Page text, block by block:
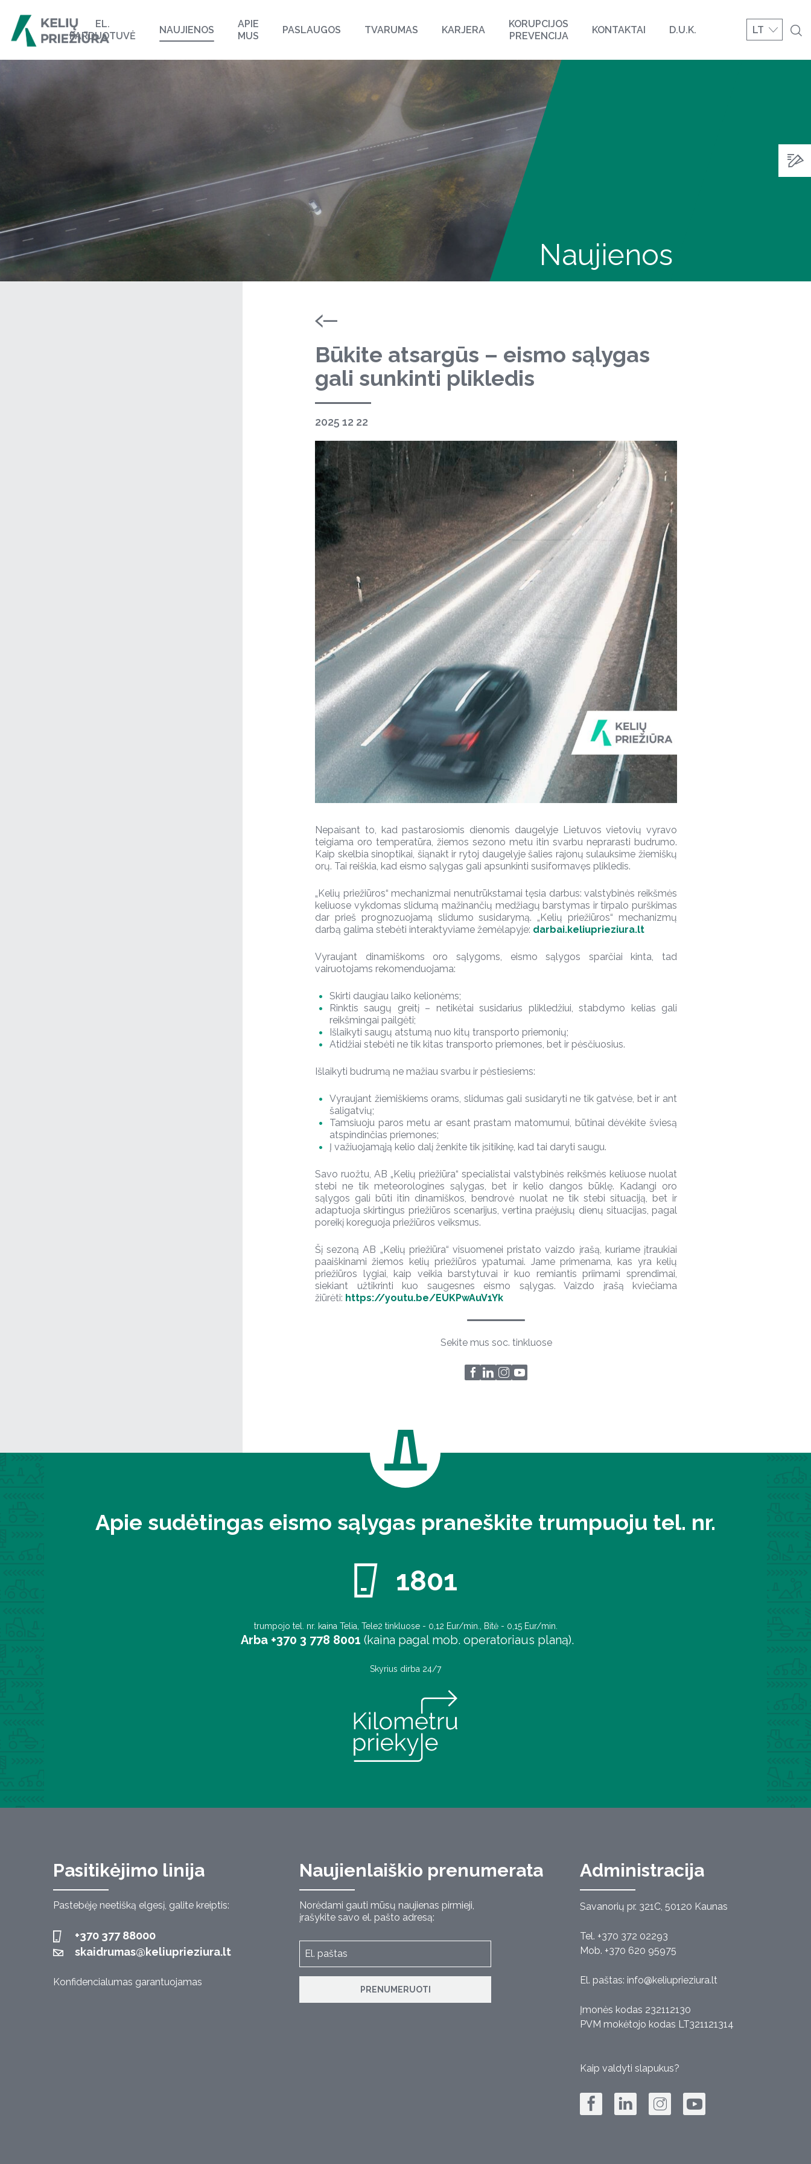
EL.
PARDUOTUVĖ
NAUJIENOS
APIE
MUS
PASLAUGOS TVARUMAS KARJERA
KORUPCIJOS
PREVENCIJA
KONTAKTAI D.U.K. LT
Naujienos
Būkite atsargūs – eismo sąlygas
gali sunkinti plikledis
2025 12 22
Nepaisant to, kad pastarosiomis dienomis daugelyje Lietuvos vietovių vyravo
teigiama oro temperatūra, žiemos sezono metu itin svarbu neprarasti budrumo.
Kaip skelbia sinoptikai, šiąnakt ir rytoj daugelyje šalies rajonų sulauksime žiemiškų
orų. Tai reiškia, kad eismo sąlygas gali apsunkinti susiformavęs plikledis.
„Kelių priežiūros“ mechanizmai nenutrūkstamai tęsia darbus: valstybinės reikšmės
keliuose vykdomas slidumą mažinančių medžiagų barstymas ir tirpalo purškimas
dar prieš prognozuojamą slidumo susidarymą. „Kelių priežiūros“ mechanizmų
darbą galima stebėti interaktyviame žemėlapyje: darbai.keliuprieziura.lt
Vyraujant dinamiškoms oro sąlygoms, eismo sąlygos sparčiai kinta, tad
vairuotojams rekomenduojama:
Skirti daugiau laiko kelionėms;
Rinktis saugų greitį – netikėtai susidarius plikledžiui, stabdymo kelias gali
reikšmingai pailgėti;
Išlaikyti saugų atstumą nuo kitų transporto priemonių;
Atidžiai stebėti ne tik kitas transporto priemones, bet ir pėsčiuosius.
Išlaikyti budrumą ne mažiau svarbu ir pėstiesiems:
Vyraujant žiemiškiems orams, slidumas gali susidaryti ne tik gatvėse, bet ir ant
šaligatvių;
Tamsiuoju paros metu ar esant prastam matomumui, būtinai dėvėkite šviesą
atspindinčias priemones;
Į važiuojamąją kelio dalį ženkite tik įsitikinę, kad tai daryti saugu.
Savo ruožtu, AB „Kelių priežiūra“ specialistai valstybinės reikšmės keliuose nuolat
stebi ne tik meteorologines sąlygas, bet ir kelio dangos būklę. Kadangi oro
sąlygos gali būti itin dinamiškos, bendrovė nuolat ne tik stebi situaciją, bet ir
adaptuoja skirtingus priežiūros scenarijus, vertina praėjusių dienų situacijas, pagal
poreikį koreguoja priežiūros veiksmus.
Šį sezoną AB „Kelių priežiūra“ visuomenei pristato vaizdo įrašą, kuriame įtraukiai
paaiškinami žiemos kelių priežiūros ypatumai. Jame primenama, kas yra kelių
priežiūros lygiai, kaip veikia barstytuvai ir kuo remiantis priimami sprendimai,
siekiant užtikrinti kuo saugesnes eismo sąlygas. Vaizdo įrašą kviečiama
žiūrėti: https://youtu.be/EUKPwAuV1Yk
Sekite mus soc. tinkluose
Apie sudėtingas eismo sąlygas praneškite trumpuoju tel. nr.
1801
trumpojo tel. nr. kaina Telia, Tele2 tinkluose - 0,12 Eur/min., Bitė - 0,15 Eur/min.
Arba +370 3 778 8001 (kaina pagal mob. operatoriaus planą).
Skyrius dirba 24/7
Pasitikėjimo linija
Pastebėję neetišką elgesį, galite kreiptis:
+370 377 88000
skaidrumas@keliuprieziura.lt
Konfidencialumas garantuojamas
Naujienlaiškio prenumerata
Norėdami gauti mūsų naujienas pirmieji,
įrašykite savo el. pašto adresą:
PRENUMERUOTI
Administracija
Savanorių pr. 321C, 50120 Kaunas
Tel. +370 372 02293
Mob. +370 620 95975
El. paštas: info@keliuprieziura.lt
Įmonės kodas 232112130
PVM mokėtojo kodas LT321121314
Kaip valdyti slapukus?